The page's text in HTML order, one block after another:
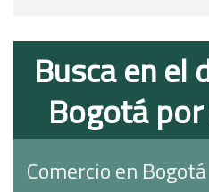
Busca en el
Bogotá
Comercio en Bogotá